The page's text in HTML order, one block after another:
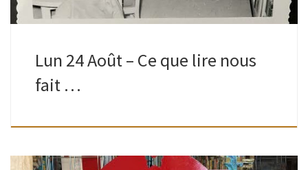
Lun 24 Août – Ce que lire nous
fait …